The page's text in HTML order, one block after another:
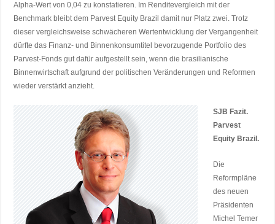
Alpha-Wert von 0,04 zu konstatieren. Im Renditevergleich mit der
Benchmark bleibt dem Parvest Equity Brazil damit nur Platz zwei. Trotz
dieser vergleichsweise schwächeren Wertentwicklung der Vergangenheit
dürfte das Finanz- und Binnenkonsumtitel bevorzugende Portfolio des
Parvest-Fonds gut dafür aufgestellt sein, wenn die brasilianische
Binnenwirtschaft aufgrund der politischen Veränderungen und Reformen
wieder verstärkt anzieht.
SJB Fazit.
Parvest
Equity Brazil.
Die
Reformpläne
des neuen
Präsidenten
Michel Temer